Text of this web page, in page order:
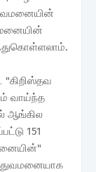
வாய்ந்த
ஆங்கில
151